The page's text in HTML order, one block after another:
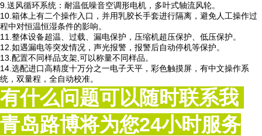
9.送风循环系统：耐温低噪音空调形电机，多叶式轴流风轮。
10.箱体上有二个操作入口，并用乳胶长手套进行隔离，避免人工操作过
程中对恒温恒湿条件的影响。
11.整体设备超温、过载、漏电保护，压缩机超压保护、低压保护。
12.如遇漏电等突发情况，声光报警，报警后自动停机等保护。
13.配置不同样品支架,可以称量不同样品。
14.选配进口高精度十万分之一电子天平，彩色触摸屏，有中文操作系
统，双量程，全自动校准。
有什么问题可以随时联系我
青岛路博将为您24小时服务